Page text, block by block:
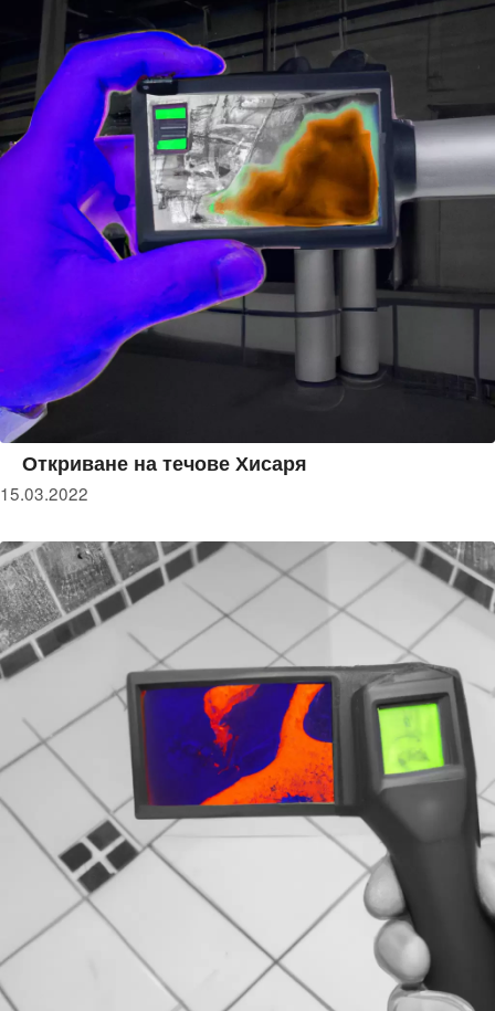
Откриване на течове Хисаря
15.03.2022